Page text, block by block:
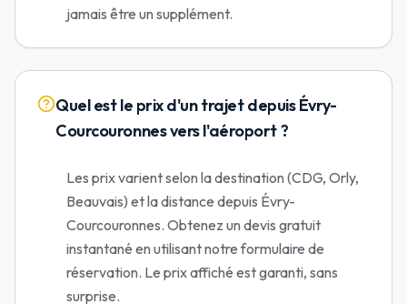
jamais être un supplément.
Quel est le prix d'un trajet depuis Évry-
Courcouronnes vers l'aéroport ?
Les prix varient selon la destination (CDG, Orly,
Beauvais) et la distance depuis Évry-
Courcouronnes. Obtenez un devis gratuit
instantané en utilisant notre formulaire de
réservation. Le prix affiché est garanti, sans
surprise.